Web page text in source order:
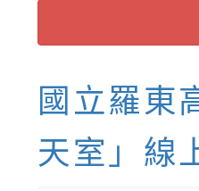
國立羅東
天室」線